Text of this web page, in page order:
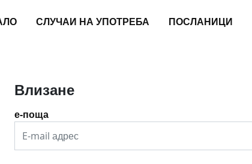
СЛУЧАИ НА УПОТРЕБА ПОСЛАНИЦИ
Влизане
е-поща